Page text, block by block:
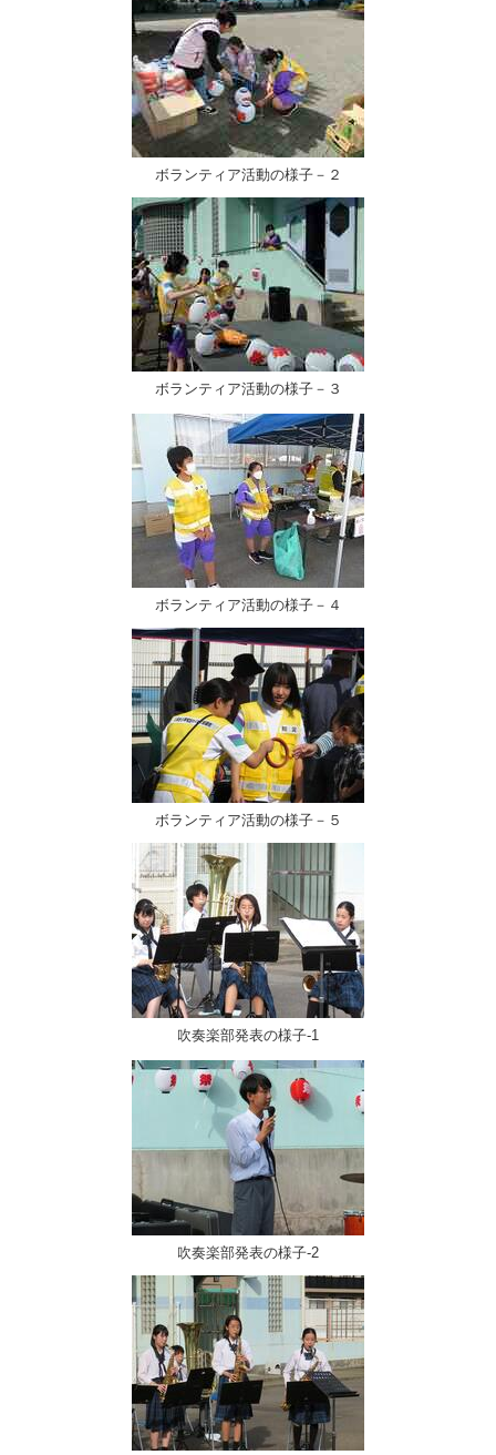
ボランティア活動の様子－２
ボランティア活動の様子－３
ボランティア活動の様子－４
ボランティア活動の様子－５
吹奏楽部発表の様子‐1
吹奏楽部発表の様子‐2